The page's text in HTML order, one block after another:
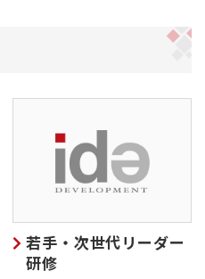
若手・次世代リーダー
研修